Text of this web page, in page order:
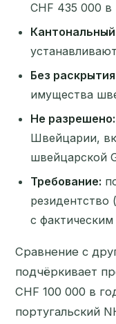
CHF 435 000
Без раскрытия
имущества
Не разрешено:
Швейцарии,
швейцарской
Требование:
резидентство
с
Сравнение с
подчёркивает
CHF 100 000 в
португальский